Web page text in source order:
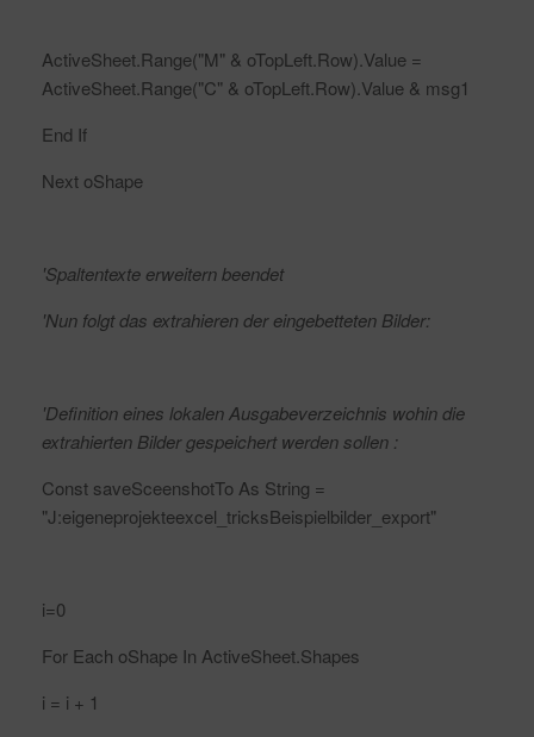
ActiveSheet.Range("M" & oTopLeft.Row).Value =
ActiveSheet.Range("C" & oTopLeft.Row).Value & msg1
End If
Next oShape
'Spaltentexte erweitern beendet
'Nun folgt das extrahieren der eingebetteten Bilder:
'Definition eines lokalen Ausgabeverzeichnis wohin die
extrahierten Bilder gespeichert werden sollen :
Const saveSceenshotTo As String =
"J:eigeneprojekteexcel_tricksBeispielbilder_export"
i=0
For Each oShape In ActiveSheet.Shapes
i = i + 1